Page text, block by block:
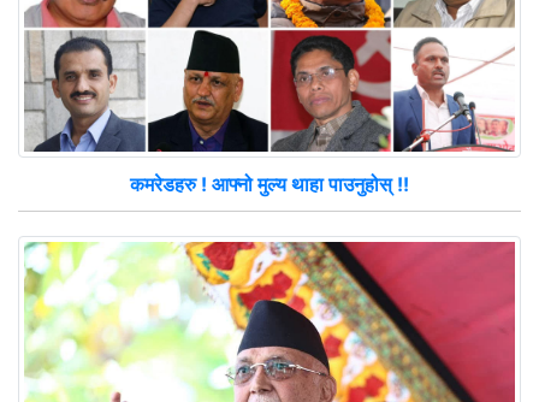
कमरेडहरु ! आफ्नो मुल्य थाहा पाउनुहोस् !!